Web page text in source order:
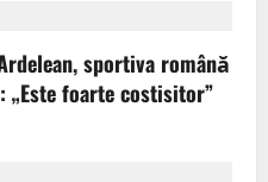
sportiva română
„Este foarte costisitor”